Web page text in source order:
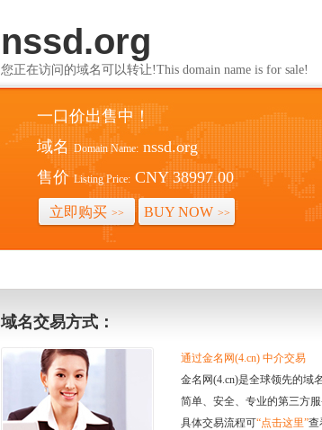
nssd.org
您正在访问的域名可以转让!This domain name is for sale!
一口价出售中！
域名 Domain Name: nssd.org
售价 Listing Price: CNY 38997.00
立即购买 >> BUY NOW >>
域名交易方式：
通过金名网(4.cn) 中介交易
金名网(4.cn)是全球领先的域
简单、安全、专业的第三方
具体交易流程可“点击这里”查